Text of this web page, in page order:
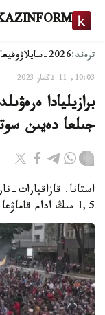
ترەند:2026-سايلاۋ وقيعا
10:03, 11 قاڭتار 2023
جىلعا دەيىن
استانا. قازاقپارات-
1,5 مىڭ ادام قاماۋعا الىنعان، دەپ حابارلايدى «حابار 24».